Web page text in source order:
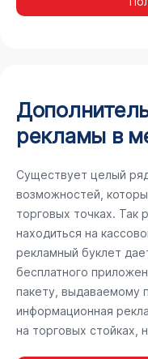
рекламы в
Существует целый
возможностей,
торговых точках. Так
находиться на
рекламный буклет
бесплатного
пакету, выдаваемому
информационная
на торговых стойках,